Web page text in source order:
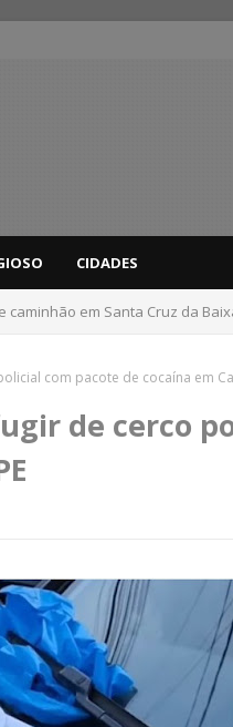
CIDADES
dá dicas para evitar
com pacote de cocaína em
de cerco